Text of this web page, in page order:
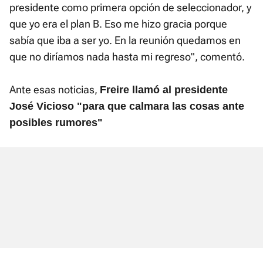
presidente como primera opción de seleccionador, y
que yo era el plan B. Eso me hizo gracia porque
sabía que iba a ser yo. En la reunión quedamos en
que no diríamos nada hasta mi regreso", comentó.
Ante esas noticias, Freire llamó al presidente
José Vicioso "para que calmara las cosas ante
posibles rumores"